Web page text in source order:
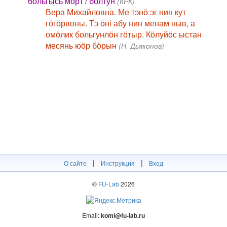
Вера Михайловна. Ме тэнӧ эг нин кут
гӧгӧрвоны. Тэ ӧні абу нин менам ныв, а
омӧлик больгунлӧн гӧтыр. Кӧлуйӧс ыстан
месянь юӧр бӧрын (Н. Дьяконов)
О сайте | Инструкция | Вход
© FU-Lab2026
Email:komi@fu-lab.ru